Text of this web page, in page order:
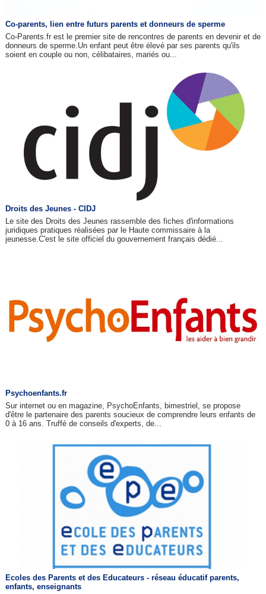
Co-parents, lien entre futurs parents et donneurs de sperme
Co-Parents.fr est le premier site de rencontres de parents en devenir et de
donneurs de sperme.Un enfant peut être élevé par ses parents qu'ils
soient en couple ou non, célibataires, mariés ou...
Droits des Jeunes - CIDJ
Le site des Droits des Jeunes rassemble des fiches d'informations
juridiques pratiques réalisées par le Haute commissaire à la
jeunesse.C'est le site officiel du gouvernement français dédié...
Psychoenfants.fr
Sur internet ou en magazine, PsychoEnfants, bimestriel, se propose
d'être le partenaire des parents soucieux de comprendre leurs enfants de
0 à 16 ans. Truffé de conseils d'experts, de...
Ecoles des Parents et des Educateurs - réseau éducatif parents,
enfants, enseignants